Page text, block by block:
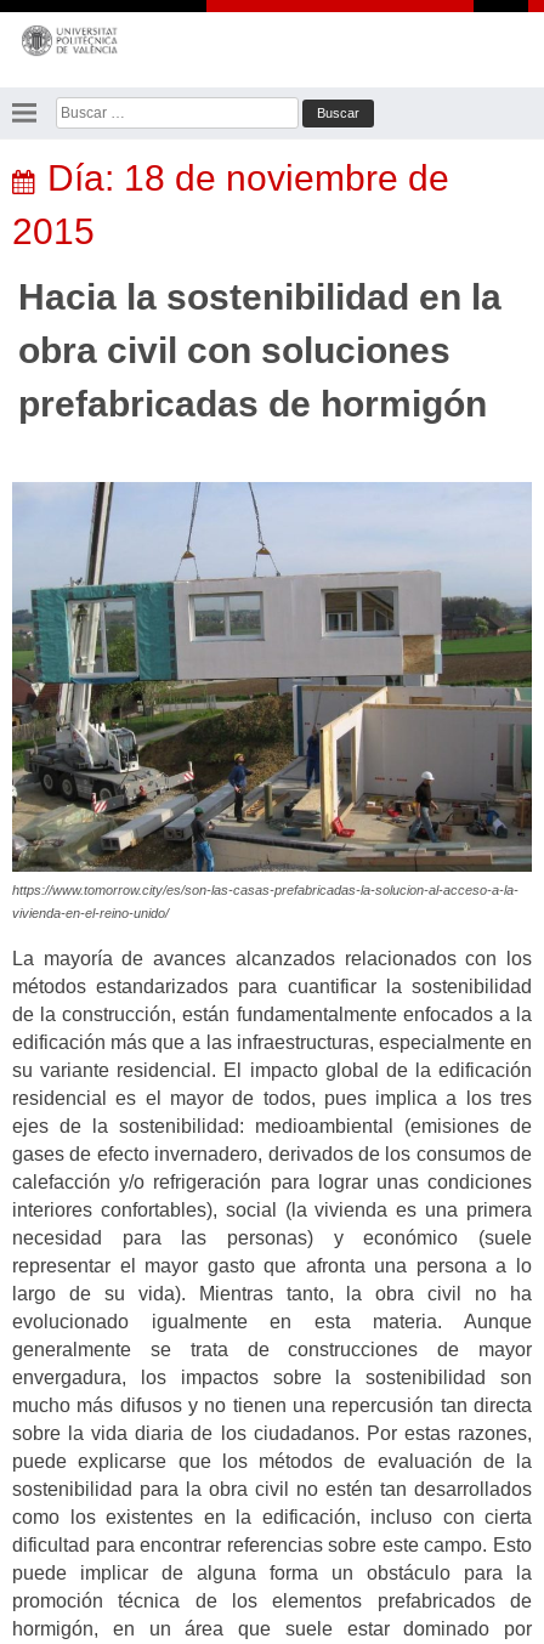
Saltar
contenido
Buscar:
Día: 18 de noviembre de
2015
Hacia la sostenibilidad en la
obra civil con soluciones
prefabricadas de hormigón
https://www.tomorrow.city/es/son-las-casas-prefabricadas-la-solucion-al-acceso-a-la-
vivienda-en-el-reino-unido/
La mayoría de avances alcanzados relacionados con los
métodos estandarizados para cuantificar la sostenibilidad
de la construcción, están fundamentalmente enfocados a la
edificación más que a las infraestructuras, especialmente en
su variante residencial. El impacto global de la edificación
residencial es el mayor de todos, pues implica a los tres
ejes de la sostenibilidad: medioambiental (emisiones de
gases de efecto invernadero, derivados de los consumos de
calefacción y/o refrigeración para lograr unas condiciones
interiores confortables), social (la vivienda es una primera
necesidad para las personas) y económico (suele
representar el mayor gasto que afronta una persona a lo
largo de su vida). Mientras tanto, la obra civil no ha
evolucionado igualmente en esta materia. Aunque
generalmente se trata de construcciones de mayor
envergadura, los impactos sobre la sostenibilidad son
mucho más difusos y no tienen una repercusión tan directa
sobre la vida diaria de los ciudadanos. Por estas razones,
puede explicarse que los métodos de evaluación de la
sostenibilidad para la obra civil no estén tan desarrollados
como los existentes en la edificación, incluso con cierta
dificultad para encontrar referencias sobre este campo. Esto
puede implicar de alguna forma un obstáculo para la
promoción técnica de los elementos prefabricados de
hormigón, en un área que suele estar dominado por